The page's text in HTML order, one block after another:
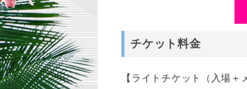
チケット料金
【ライトチケット（入場＋